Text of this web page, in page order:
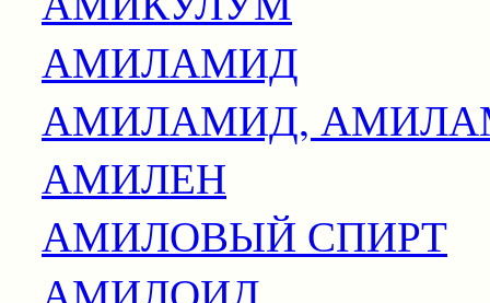
АМИЛАМИД
АМИЛАМИД,
АМИЛЕН
АМИЛОВЫЙ СПИРТ